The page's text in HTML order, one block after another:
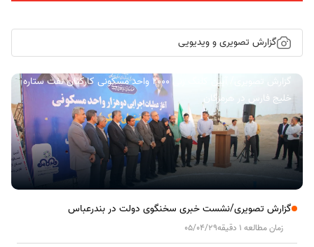
گزارش تصویری و ویدیویی
گزارش تصویری/ آیین کلنگ زنی ۲۰۰۰ واحد مسکونی کارکنان نفت ستاره
خلیج فارس در هرمزگان
گزارش تصویری/نشست خبری سخنگوی دولت در بندرعباس
زمان مطالعه 1 دقیقه 05/04/29